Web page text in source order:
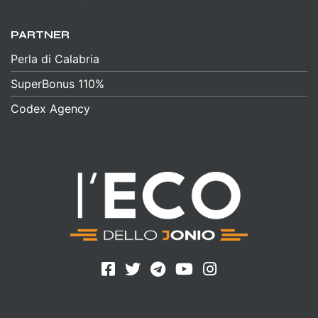
PARTNER
Perla di Calabria
SuperBonus 110%
Codex Agency